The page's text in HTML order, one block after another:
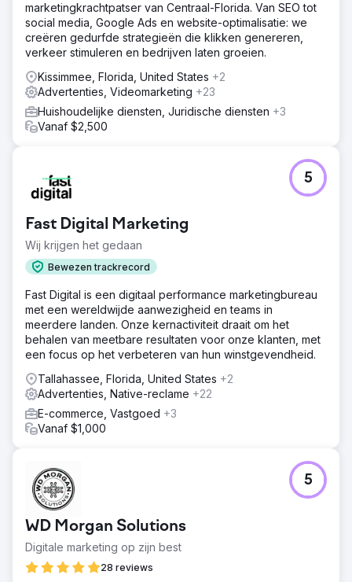
marketingkrachtpatser van Centraal-Florida. Van SEO tot
social media, Google Ads en website-optimalisatie: we
creëren gedurfde strategieën die klikken genereren,
verkeer stimuleren en bedrijven laten groeien.
Kissimmee, Florida, United States +2
Advertenties, Videomarketing +23
Huishoudelijke diensten, Juridische diensten +3
Vanaf $2,500
Fast Digital Marketing
Wij krijgen het gedaan
Bewezen trackrecord
5
Fast Digital is een digitaal performance marketingbureau
met een wereldwijde aanwezigheid en teams in
meerdere landen. Onze kernactiviteit draait om het
behalen van meetbare resultaten voor onze klanten, met
een focus op het verbeteren van hun winstgevendheid.
Tallahassee, Florida, United States +2
Advertenties, Native-reclame +22
E-commerce, Vastgoed +3
Vanaf $1,000
WD Morgan Solutions
Digitale marketing op zijn best
28 reviews
5